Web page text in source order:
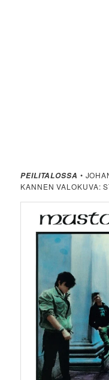
PEILITALOSSA •
KANNEN VALOKUVA: